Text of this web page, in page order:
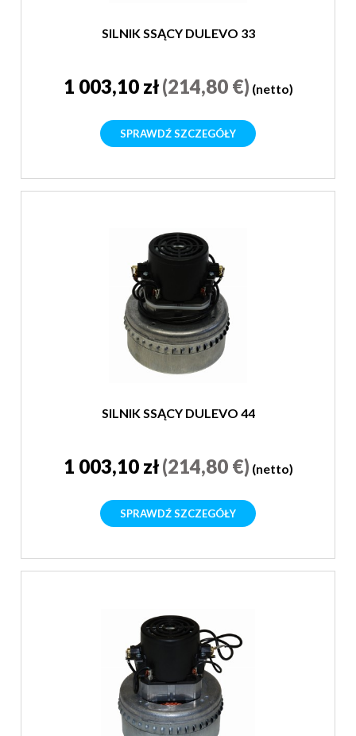
SILNIK SSĄCY DULEVO 33
1 003,10 zł(214,80 €) (netto)
SPRAWDŹ SZCZEGÓŁY
SILNIK SSĄCY DULEVO 44
1 003,10 zł(214,80 €) (netto)
SPRAWDŹ SZCZEGÓŁY